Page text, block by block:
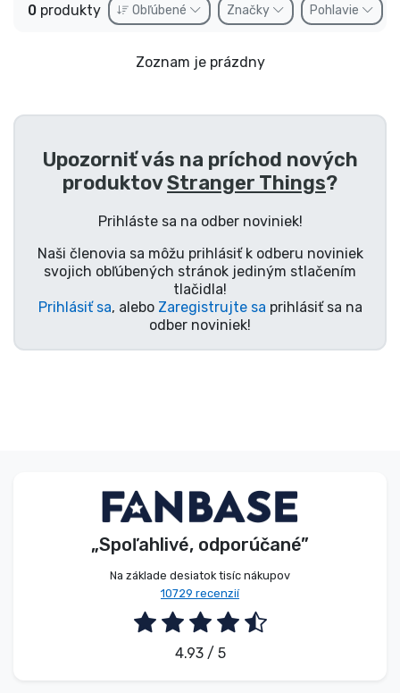
0 produkty Obľúbené Značky Pohlavie
Zoznam je prázdny
Upozorniť vás na príchod nových
produktovStranger Things?
Prihláste sa na odber noviniek!
Naši členovia sa môžu prihlásiť k odberu noviniek
svojich obľúbených stránok jediným stlačením
tlačidla!
Prihlásiť sa, alebo Zaregistrujte sa prihlásiť sa na
odber noviniek!
„Spoľahlivé, odporúčané”
Na základe desiatok tisíc nákupov
10729 recenzií
4.93 / 5
Outlet produkty
Preprava a platba
Zoradiť podľa série
Zoradiť podľa filmov
Zoradiť podľa karikatúry
Zoradiť podľa Anime
Zoradiť podľa hier